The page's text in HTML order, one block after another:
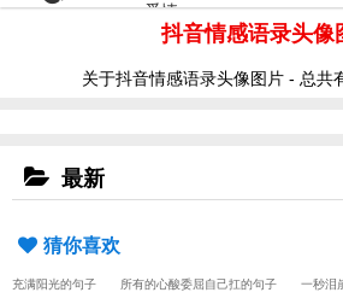
爱情
抖音情感语录头像
关于抖音情感语录头像图片 - 总共
最新
猜你喜欢
充满阳光的句子 所有的心酸委屈自己扛的句子 一秒泪